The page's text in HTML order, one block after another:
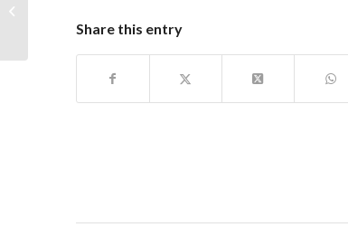
Share this entry
dan Puskesmas